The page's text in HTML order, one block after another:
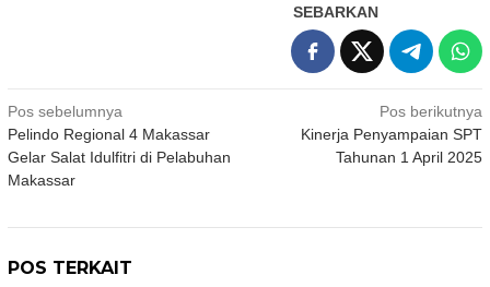
SEBARKAN
Navigasi
pos
Pos sebelumnya
Pelindo Regional 4 Makassar
Gelar Salat Idulfitri di Pelabuhan
Makassar
Pos berikutnya
Kinerja Penyampaian SPT
Tahunan 1 April 2025
POS TERKAIT